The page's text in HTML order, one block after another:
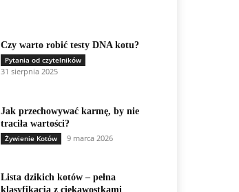
Czy warto robić testy DNA kotu?
Pytania od czytelników
31 sierpnia 2025
Jak przechowywać karmę, by nie
traciła wartości?
Żywienie Kotów 9 marca 2026
Lista dzikich kotów – pełna
klasyfikacja z ciekawostkami